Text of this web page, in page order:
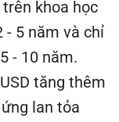
khoa học
- 5 năm và chỉ
- 10 năm.
tăng thêm
lan tỏa